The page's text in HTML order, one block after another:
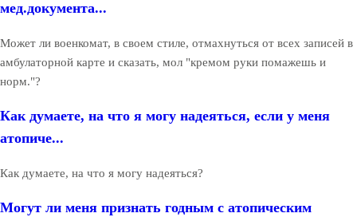
мед.документа...
Может ли военкомат, в своем стиле, отмахнуться от всех записей в
амбулаторной карте и сказать, мол "кремом руки помажешь и
норм."?
Как думаете, на что я могу надеяться, если у меня
атопиче...
Как думаете, на что я могу надеяться?
Могут ли меня признать годным с атопическим